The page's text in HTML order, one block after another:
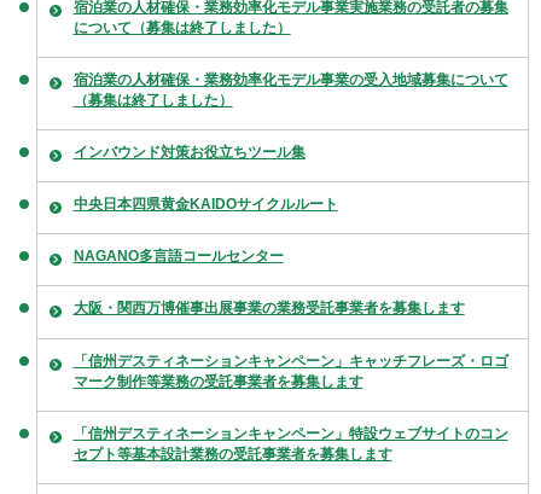
宿泊業の人材確保・業務効率化モデル事業実施業務の受託者の募集
について（募集は終了しました）
宿泊業の人材確保・業務効率化モデル事業の受入地域募集について
（募集は終了しました）
インバウンド対策お役立ちツール集
中央日本四県黄金KAIDOサイクルルート
NAGANO多言語コールセンター
大阪・関西万博催事出展事業の業務受託事業者を募集します
「信州デスティネーションキャンペーン」キャッチフレーズ・ロゴ
マーク制作等業務の受託事業者を募集します
「信州デスティネーションキャンペーン」特設ウェブサイトのコン
セプト等基本設計業務の受託事業者を募集します